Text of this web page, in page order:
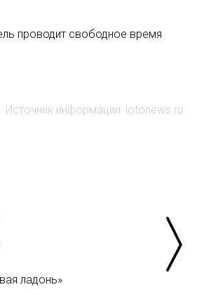
проводит свободное время
Источник информации: lotonews.ru
ладонь»